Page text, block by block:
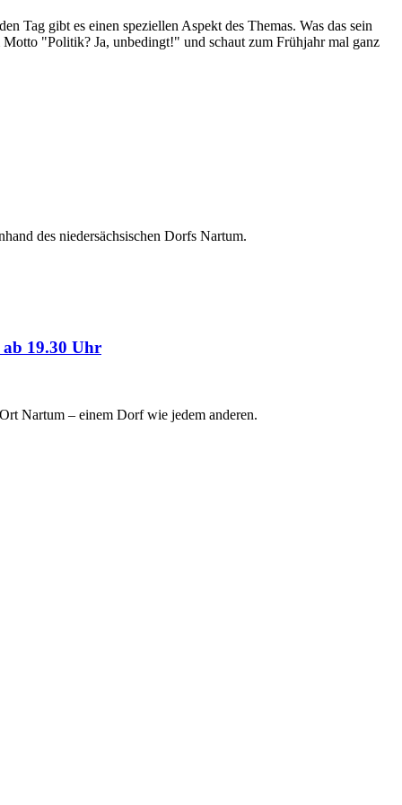
Tag gibt es einen speziellen Aspekt des Themas. Was das sein
"Politik? Ja, unbedingt!" und schaut zum Frühjahr mal ganz
des niedersächsischen Dorfs Nartum.
ab 19.30 Uhr
Nartum – einem Dorf wie jedem anderen.